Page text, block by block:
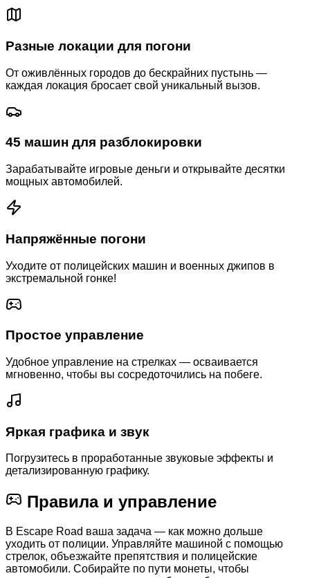
Разные локации для погони
От оживлённых городов до бескрайних пустынь —
каждая локация бросает свой уникальный вызов.
45 машин для разблокировки
Зарабатывайте игровые деньги и открывайте десятки
мощных автомобилей.
Напряжённые погони
Уходите от полицейских машин и военных джипов в
экстремальной гонке!
Простое управление
Удобное управление на стрелках — осваивается
мгновенно, чтобы вы сосредоточились на побеге.
Яркая графика и звук
Погрузитесь в проработанные звуковые эффекты и
детализированную графику.
Правила и управление
В Escape Road ваша задача — как можно дольше
уходить от полиции. Управляйте машиной с помощью
стрелок, объезжайте препятствия и полицейские
автомобили. Собирайте по пути монеты, чтобы